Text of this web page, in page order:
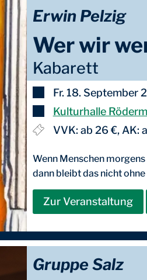
Erwin Pelzig
Wer wir
Kabarett
Fr. 18. September
Kulturhalle
VVK: ab 26 €, AK:
Wenn Menschen
dann bleibt das nicht
Zur Veranstaltung
Gruppe Salz